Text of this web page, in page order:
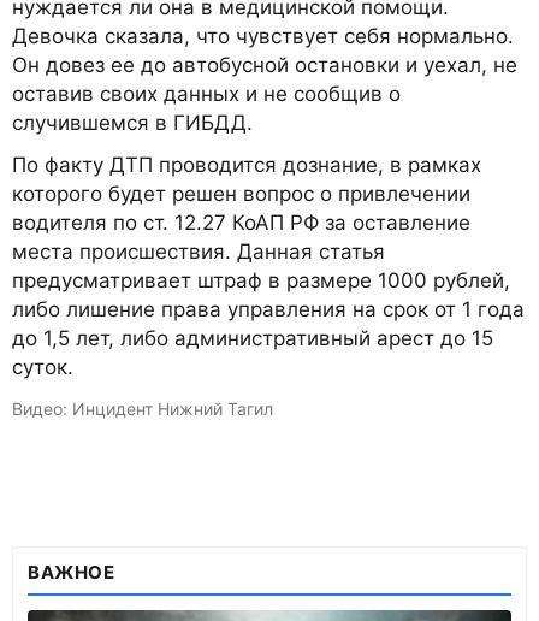
нуждается ли она в медицинской помощи.
Девочка сказала, что чувствует себя нормально.
Он довез ее до автобусной остановки и уехал, не
оставив своих данных и не сообщив о
случившемся в ГИБДД.
По факту ДТП проводится дознание, в рамках
которого будет решен вопрос о привлечении
водителя по ст. 12.27 КоАП РФ за оставление
места происшествия. Данная статья
предусматривает штраф в размере 1000 рублей,
либо лишение права управления на срок от 1 года
до 1,5 лет, либо административный арест до 15
суток.
Видео: Инцидент Нижний Тагил
ВАЖНОЕ